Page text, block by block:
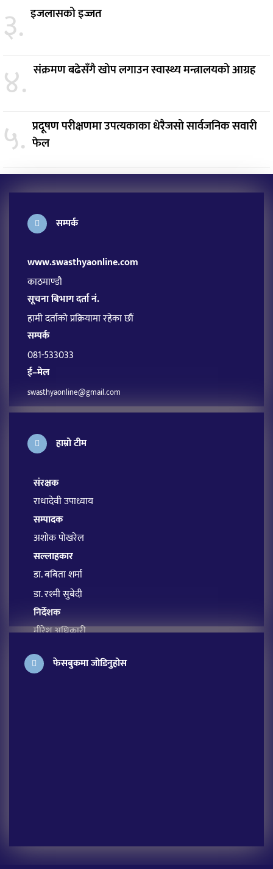
३. इजलासको इज्जत
४. संक्रमण बढेसँगै खोप लगाउन स्वास्थ्य मन्त्रालयको आग्रह
५. प्रदूषण परीक्षणमा उपत्यकाका धेरैजसो सार्वजनिक सवारी
फेल
सम्पर्क
www.swasthyaonline.com
काठमाण्डौ
सूचना बिभाग दर्ता नं.
हामी दर्ताको प्रक्रियामा रहेका छौं
सम्पर्क
081-533033
ई–मेल
swasthyaonline@gmail.com
हाम्रो टीम
संरक्षक
राधादेवी उपाध्याय
सम्पादक
अशोक पोखरेल
सल्लाहकार
डा. बबिता शर्मा
डा. रश्मी सुबेदी
निर्देशक
मीरेश अधिकारी
सावित्रा आचार्य
फेसबुकमा जोडिनुहोस